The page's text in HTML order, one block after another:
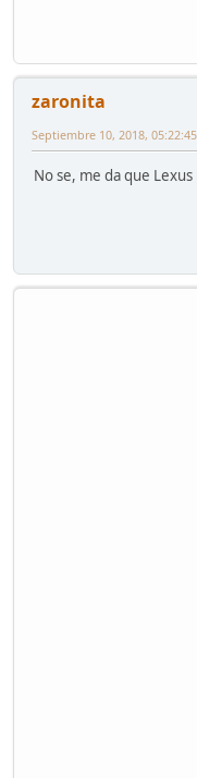
zaronita
Septiembre 10, 2018,
No se, me da que